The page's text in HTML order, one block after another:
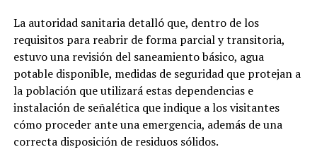
La autoridad sanitaria detalló que, dentro de los
requisitos para reabrir de forma parcial y transitoria,
estuvo una revisión del saneamiento básico, agua
potable disponible, medidas de seguridad que protejan a
la población que utilizará estas dependencias e
instalación de señalética que indique a los visitantes
cómo proceder ante una emergencia, además de una
correcta disposición de residuos sólidos.